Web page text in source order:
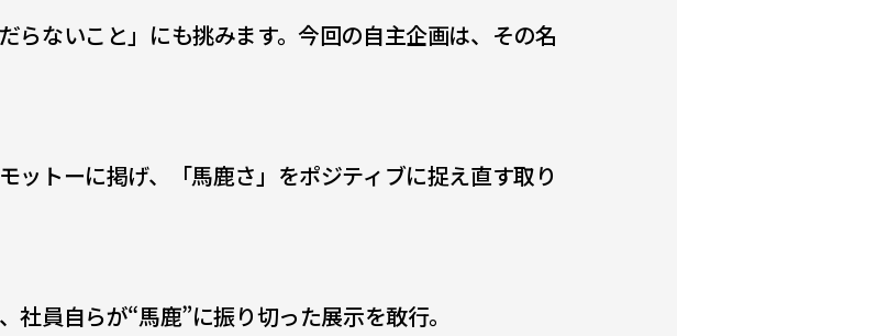
らないこと」にも挑みます。今回の自主企画は、その名
トーに掲げ、「馬鹿さ」をポジティブに捉え直す取り
員自らが“馬鹿”に振り切った展示を敢行。